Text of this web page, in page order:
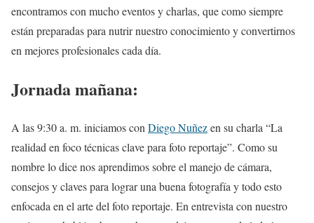
encontramos con mucho eventos y charlas, que como siempre
están preparadas para nutrir nuestro conocimiento y convertirnos
en mejores profesionales cada día.
Jornada mañana:
A las 9:30 a. m. iniciamos con Diego Nuñezen su charla “La
realidad en foco técnicas clave para foto reportaje”. Como su
nombre lo dice nos aprendimos sobre el manejo de cámara,
consejos y claves para lograr una buena fotografía y todo esto
enfocada en el arte del foto reportaje. En entrevista con nuestro